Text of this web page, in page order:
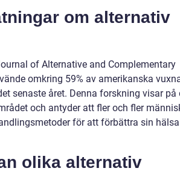
om alternativ
of Alternative and Complementary
omkring 59% av amerikanska
senaste året. Denna forskning visar på
och antyder att fler och fler
för att förbättra sin
olika alternativ